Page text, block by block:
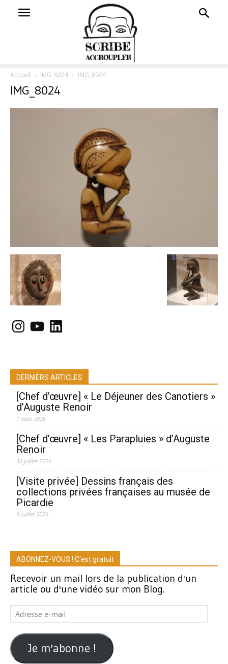
Accueil IMG_8024 IMG_8024
IMG_8024
Instagram
YouTubeLinkedIn
DERNIERS ARTICLES
[Chef d’œuvre] « Le Déjeuner des Canotiers »
d’Auguste Renoir
1 août 2026
[Chef d’œuvre] « Les Parapluies » d’Auguste
Renoir
30 juillet 2026
[Visite privée] Dessins français des
collections privées françaises au musée de
Picardie
9 juillet 2026
ABONNEZ-VOUS ! C'est gratuit
Recevoir un mail lors de la publication d'un
article ou d'une vidéo sur mon Blog.
Adresse
e-
mail
Je m'abonne !